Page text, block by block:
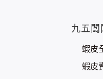
九五闆
蝦皮
蝦皮